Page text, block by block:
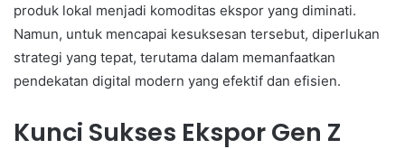
produk lokal menjadi komoditas ekspor yang diminati.
Namun, untuk mencapai kesuksesan tersebut, diperlukan
strategi yang tepat, terutama dalam memanfaatkan
pendekatan digital modern yang efektif dan efisien.
Kunci Sukses Ekspor Gen Z